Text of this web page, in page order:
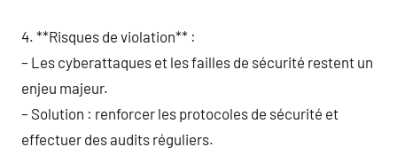
4. **Risques de violation** :
– Les cyberattaques et les failles de sécurité restent un
enjeu majeur.
– Solution : renforcer les protocoles de sécurité et
effectuer des audits réguliers.